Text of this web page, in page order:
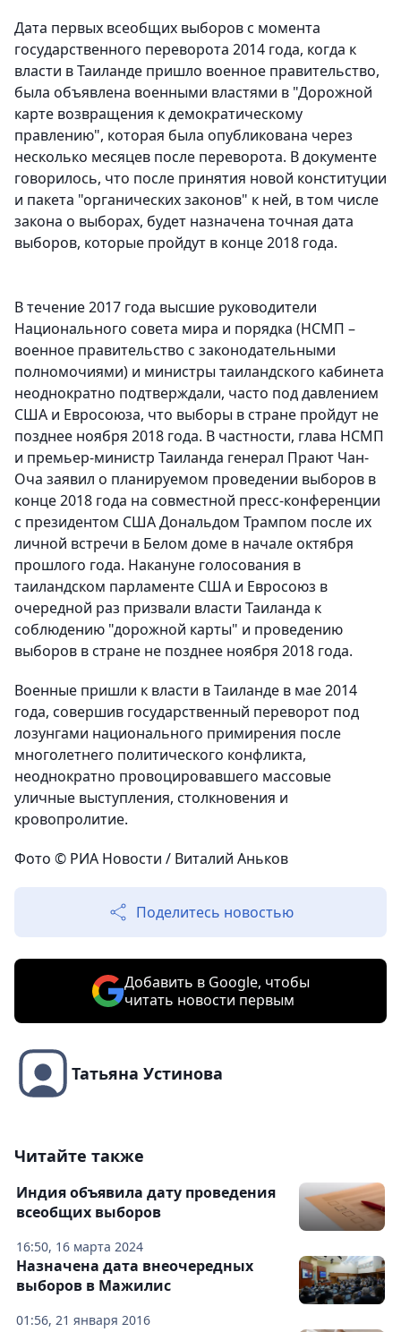
Дата первых всеобщих выборов с момента
государственного переворота 2014 года, когда к
власти в Таиланде пришло военное правительство,
была объявлена военными властями в "Дорожной
карте возвращения к демократическому
правлению", которая была опубликована через
несколько месяцев после переворота. В документе
говорилось, что после принятия новой конституции
и пакета "органических законов" к ней, в том числе
закона о выборах, будет назначена точная дата
выборов, которые пройдут в конце 2018 года.
В течение 2017 года высшие руководители
Национального совета мира и порядка (НСМП –
военное правительство с законодательными
полномочиями) и министры таиландского кабинета
неоднократно подтверждали, часто под давлением
США и Евросоюза, что выборы в стране пройдут не
позднее ноября 2018 года. В частности, глава НСМП
и премьер-министр Таиланда генерал Прают Чан-
Оча заявил о планируемом проведении выборов в
конце 2018 года на совместной пресс-конференции
с президентом США Дональдом Трампом после их
личной встречи в Белом доме в начале октября
прошлого года. Накануне голосования в
таиландском парламенте США и Евросоюз в
очередной раз призвали власти Таиланда к
соблюдению "дорожной карты" и проведению
выборов в стране не позднее ноября 2018 года.
Военные пришли к власти в Таиланде в мае 2014
года, совершив государственный переворот под
лозунгами национального примирения после
многолетнего политического конфликта,
неоднократно провоцировавшего массовые
уличные выступления, столкновения и
кровопролитие.
Фото © РИА Новости / Виталий Аньков
Поделитесь новостью
Добавить в Google, чтобы
читать новости первым
Татьяна Устинова
Читайте также
16:50, 16 марта 2024
Индия объявила дату проведения
всеобщих выборов
01:56, 21 января 2016
Назначена дата внеочередных
выборов в Мажилис